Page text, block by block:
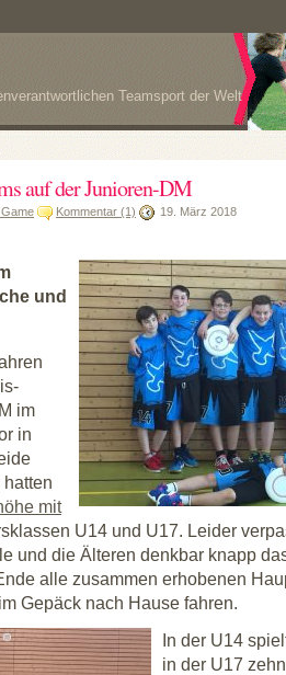
Teamsport der Welt
auf der Junioren-DM
Kommentar (1) 19. März 2018
und
im
in
mit
U14 und U17. Leider
und die Älteren denkbar knapp
alle zusammen erhobenen
Gepäck nach Hause fahren.
In der U14
in der U17